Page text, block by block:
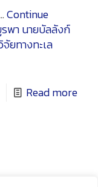
Continue
พา นายบัลลังก์
ยทางทะเล
Read more